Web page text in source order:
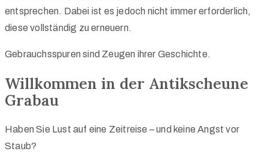
entsprechen. Dabei ist es jedoch nicht immer erforderlich,
diese vollständig zu erneuern.
Gebrauchsspuren sind Zeugen ihrer Geschichte.
Willkommen in der Antikscheune
Grabau
Haben Sie Lust auf eine Zeitreise – und keine Angst vor
Staub?